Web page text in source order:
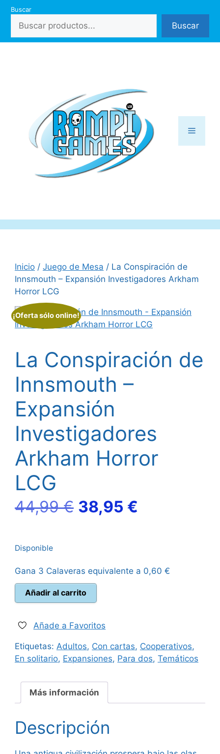
Saltar
contenido
Buscar
Buscar
Menú
Inicio / Juego de Mesa / La Conspiración de
Innsmouth – Expansión Investigadores Arkham
Horror LCG
¡Oferta sólo online!
La Conspiración de
Innsmouth –
Expansión
Investigadores
Arkham Horror
LCG
44,99€ El
era:
44,99 €.
38,95 €
es:
Disponible
Gana 3 Calaveras equivalente a 0,60 €
Conspiración
Innsmouth
Expansión
Investigadores
Horror
Añadir al carrito
Añade a Favoritos
Etiquetas: Adultos, Con cartas, Cooperativos,
En solitario, Expansiones, Para dos, Temáticos
Más información
Descripción